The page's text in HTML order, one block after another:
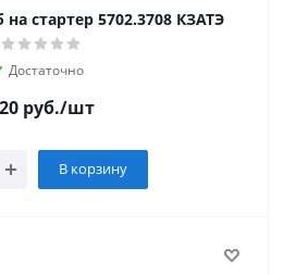
на стартер 5702.3708 КЗАТЭ
Достаточно
руб./шт
В корзину